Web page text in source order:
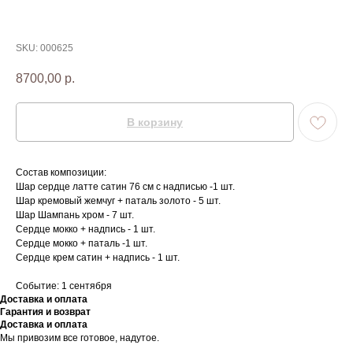
SKU: 000625
8700,00 р.
В корзину
Состав композиции:
Шар сердце латте сатин 76 см с надписью -1 шт.
Шар кремовый жемчуг + паталь золото - 5 шт.
Шар Шампань хром - 7 шт.
Сердце мокко + надпись - 1 шт.
Сердце мокко + паталь -1 шт.
Сердце крем сатин + надпись - 1 шт.
Событие: 1 сентября
Доставка и оплата
Гарантия и возврат
Доставка и оплата
Мы привозим все готовое, надутое.